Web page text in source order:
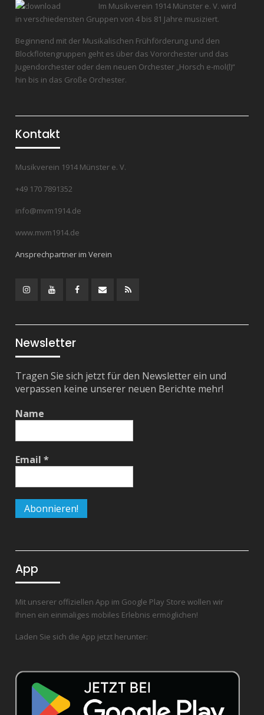
Im Musikverein 1914 Münster e. V. wird
in verschiedensten Gruppen von 4 bis 81 Jahre musiziert.
Beginnend mit der Musikalischen Frühförderung und den
Blockflötengruppen geht es über das Vororchester und das
Jugendorchester oder dem neuen Orchester „Horsch e-mol(l)“
hin bis in das Große Orchester.
Kontakt
Musikverein 1914 Münster e. V.
+49 170 7891352
info@mvm1914.de
www.mvm1914.de
Ansprechpartner im Verein
Newsletter
Tragen Sie sich jetzt für den Newsletter ein und
verpassen keine unserer neuen Berichte mehr!
Name
Email*
App
Mit unserer offiziellen App im Google Play Store wollen wir
Ihnen ein einmaliges mobiles Erlebnis ermöglichen!
Laden Sie sich die App jetzt herunter: